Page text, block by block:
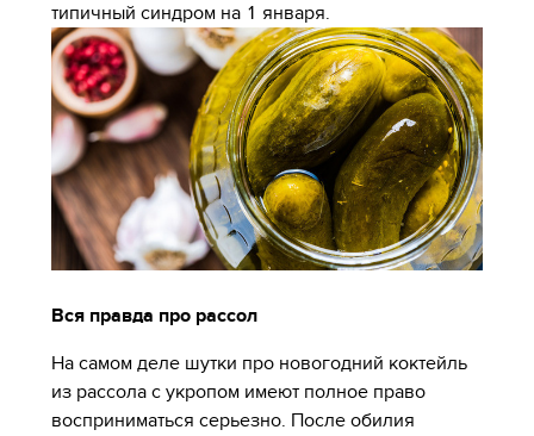
типичный синдром на 1 января.
Вся правда про рассол
На самом деле шутки про новогодний коктейль
из рассола с укропом имеют полное право
восприниматься серьезно. После обилия